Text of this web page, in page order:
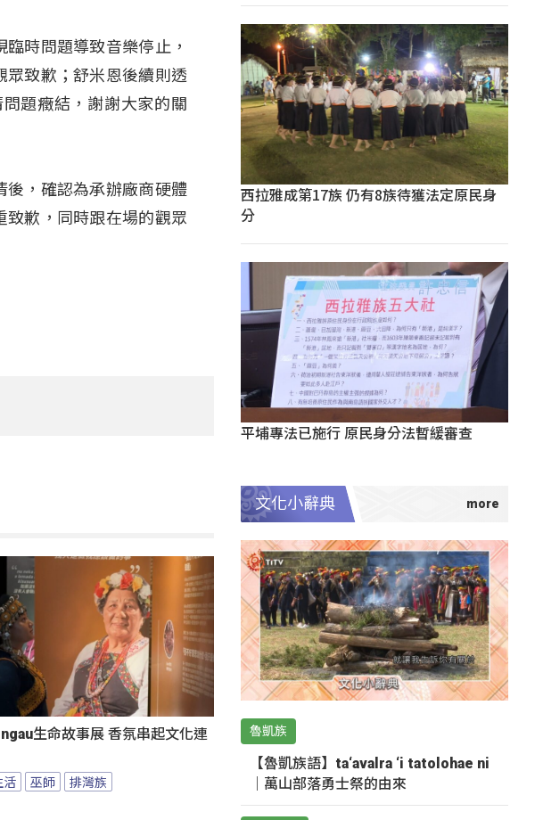
時問題導致音樂停止，
致歉；舒米恩後續則透
題癥結，謝謝大家的關
後，確認為承辦廠商硬體
歉，同時跟在場的觀眾
生命故事展 香氛串起文化連
活 巫師 排灣族
西拉雅成第17族 仍有8族待獲法定原民身
分
平埔專法已施行 原民身分法暫緩審查
文化小辭典
魯凱族
【魯凱族語】ta‘avalra ‘i tatolohae ni
｜萬山部落勇士祭的由來